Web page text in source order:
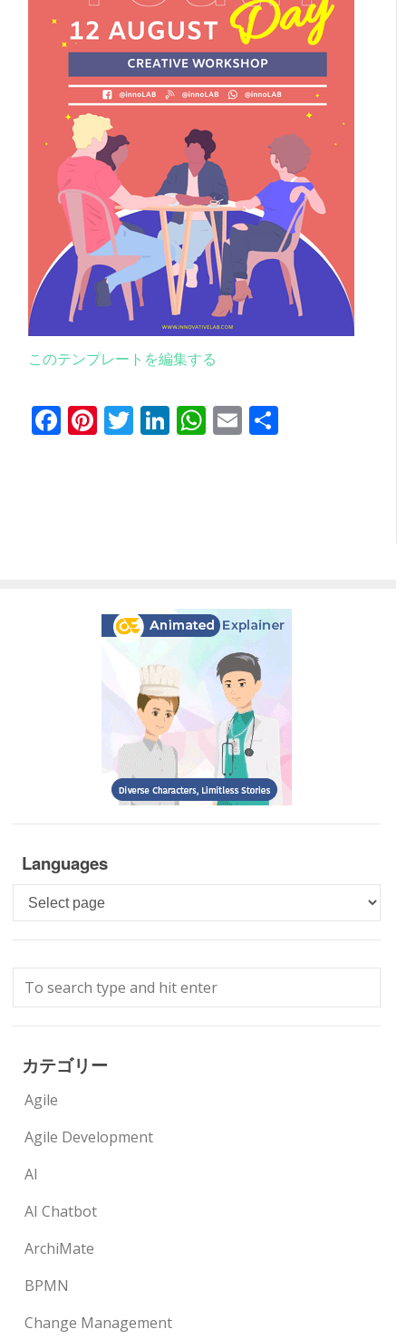
このテンプレートを編集する
Facebook
Pinterest
Twitter
LinkedIn
WhatsApp
Email
Languages
Languages
カテゴリー
Agile
Agile Development
AI
AI Chatbot
ArchiMate
BPMN
Change Management